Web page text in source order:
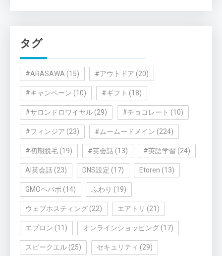
ー
タグ
#ARASAWA (15) #アウトドア (20)
#キャンペーン (10) #ギフト (18)
#サロンドロワイヤル (29) #チョコレート (10)
#フィンジア (23) #ムームードメイン (224)
#初期脱毛 (19) #英会話 (13) #英語学習 (24)
AI英会話 (23) DNS設定 (17) Etoren (13)
GMOペパボ (14) ふわり (19)
ウェブホスティング (22) エアトリ (21)
エプロン (11) オンラインショッピング (17)
スピークエル (25) セキュリティ (29)